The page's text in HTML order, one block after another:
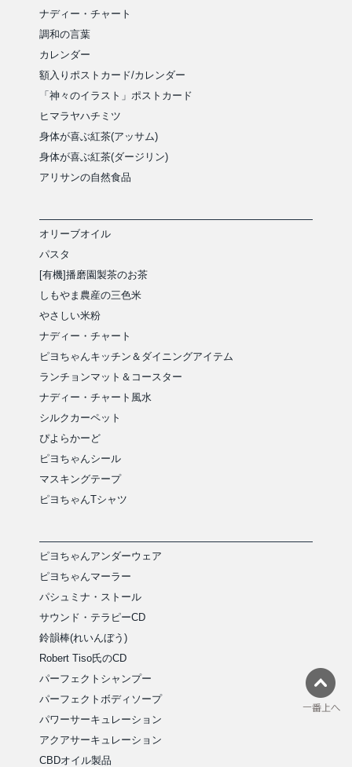
ナディー・チャート
調和の言葉
カレンダー
額入りポストカード/カレンダー
「神々のイラスト」ポストカード
ヒマラヤハチミツ
身体が喜ぶ紅茶(アッサム)
身体が喜ぶ紅茶(ダージリン)
アリサンの自然食品
オリーブオイル
パスタ
[有機]播磨園製茶のお茶
しもやま農産の三色米
やさしい米粉
ナディー・チャート
ピヨちゃんキッチン＆ダイニングアイテム
ランチョンマット＆コースター
ナディー・チャート風水
シルクカーペット
ぴよらかーど
ピヨちゃんシール
マスキングテープ
ピヨちゃんTシャツ
ピヨちゃんアンダーウェア
ピヨちゃんマーラー
パシュミナ・ストール
サウンド・テラピーCD
鈴韻棒(れいんぼう)
Robert Tiso氏のCD
パーフェクトシャンプー
パーフェクトボディソープ
パワーサーキュレーション
アクアサーキュレーション
CBDオイル製品